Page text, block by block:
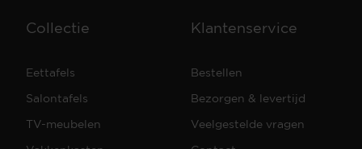
Collectie
Eettafels
Salontafels
TV-meubelen
Klantenservice
Bestellen
Bezorgen & levertijd
Veelgestelde vragen